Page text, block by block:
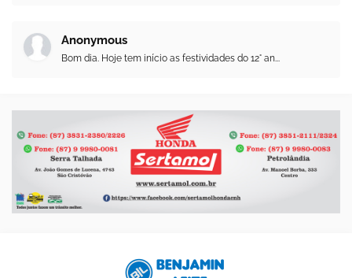
Anonymous
Bom dia. Hoje tem início as festividades do 12° an...